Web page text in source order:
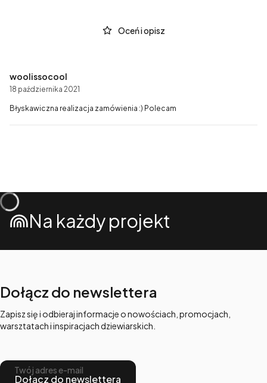
Oceń i opisz
woolissocool
18 października 2021
Błyskawiczna realizacja zamówienia :) Polecam
Na każdy projekt
Dołącz do newslettera
Zapisz się i odbieraj informacje o nowościach, promocjach,
warsztatach i inspiracjach dziewiarskich.
Twój adres e-mail
Dołącz do newslettera